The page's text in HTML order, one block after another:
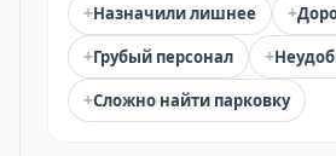
+Назначили лишнее +
+Грубый персонал +
+Сложно найти парковку